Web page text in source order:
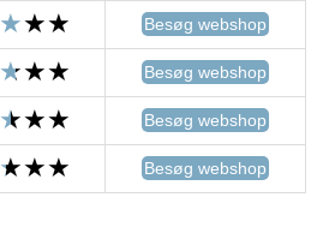
Besøg webshop
Besøg webshop
Besøg webshop
Besøg webshop